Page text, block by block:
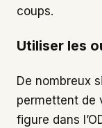
coups.
Utiliser les
De nombreux
permettent de
figure dans